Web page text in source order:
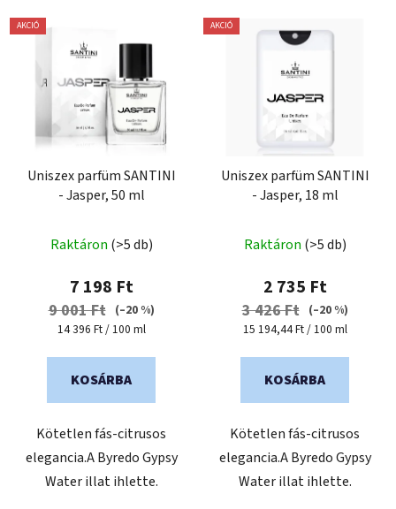
AKCIÓ
Uniszex parfüm SANTINI
- Jasper, 50 ml
Raktáron (>5 db)
7 198 Ft
9 001 Ft
(–20 %)
Egységár:
14 396 Ft / 100 ml
KOSÁRBA
Kötetlen fás-citrusos
elegancia.A Byredo Gypsy
Water illat ihlette.
AKCIÓ
Uniszex parfüm SANTINI
- Jasper, 18 ml
Raktáron (>5 db)
2 735 Ft
3 426 Ft
(–20 %)
Egységár:
15 194,44 Ft / 100 ml
KOSÁRBA
Kötetlen fás-citrusos
elegancia.A Byredo Gypsy
Water illat ihlette.